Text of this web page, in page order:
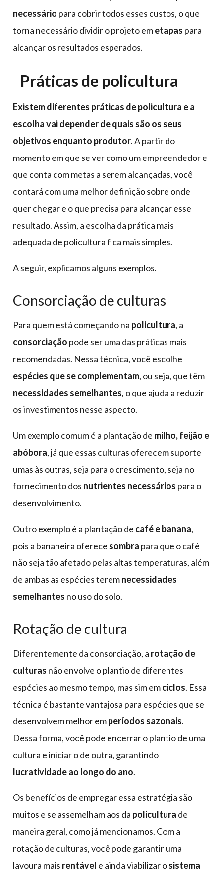
necessário para cobrir todos esses custos, o que
torna necessário dividir o projeto emetapas para
alcançar os resultados esperados.
Práticas de policultura
Existem diferentes práticas de policultura e a
escolha vai depender de quais são os seus
objetivos enquanto produtor. A partir do
momento em que se ver como um empreendedor e
que conta com metas a serem alcançadas, você
contará com uma melhor definição sobre onde
quer chegar e o que precisa para alcançar esse
resultado. Assim, a escolha da prática mais
adequada de policultura fica mais simples.
A seguir, explicamos alguns exemplos.
Consorciação de culturas
Para quem está começando na policultura, a
consorciação pode ser uma das práticas mais
recomendadas. Nessa técnica, você escolhe
espécies que se complementam, ou seja, que têm
necessidades semelhantes, o que ajuda a reduzir
os investimentos nesse aspecto.
Um exemplo comum é a plantação de milho, feijão e
abóbora, já que essas culturas oferecem suporte
umas às outras, seja para o crescimento, seja no
fornecimento dos nutrientes necessários para o
desenvolvimento.
Outro exemplo é a plantação de café e banana,
pois a bananeira oferece sombra para que o café
não seja tão afetado pelas altas temperaturas, além
de ambas as espécies teremnecessidades
semelhantes no uso do solo.
Rotação de cultura
Diferentemente da consorciação, a rotação de
culturas não envolve o plantio de diferentes
espécies ao mesmo tempo, mas sim emciclos. Essa
técnica é bastante vantajosa para espécies que se
desenvolvem melhor emperíodos sazonais.
Dessa forma, você pode encerrar o plantio de uma
cultura e iniciar o de outra, garantindo
lucratividade ao longo do ano.
Os benefícios de empregar essa estratégia são
muitos e se assemelham aos da policultura de
maneira geral, como já mencionamos. Com a
rotação de culturas, você pode garantir uma
lavoura mais rentável e ainda viabilizar osistema